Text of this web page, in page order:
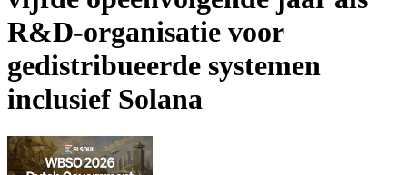
R&D-organisatie voor
gedistribueerde systemen
inclusief Solana